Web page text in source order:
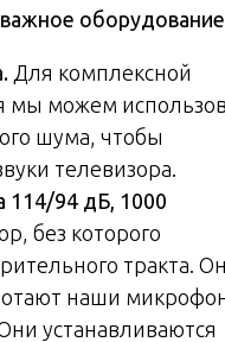
Для комплексной
мы можем
шума, чтобы
телевизора.
114/94 дБ, 1000
без которого
тракта. Он
наши
устанавливаются